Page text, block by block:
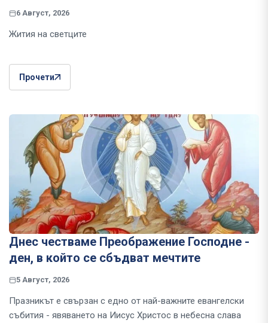
6 Август, 2026
Жития на светците
Прочети
Днес честваме Преображение Господне -
ден, в който се сбъдват мечтите
5 Август, 2026
Празникът е свързан с едно от най-важните евангелски
събития - явяването на Иисус Христос в небесна слава